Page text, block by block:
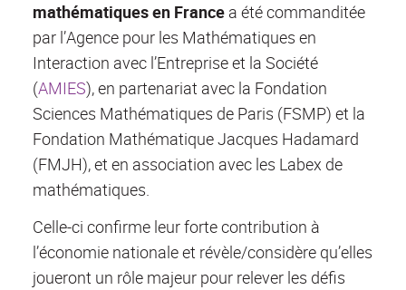
mathématiques en France a été commanditée
par l’Agence pour les Mathématiques en
Interaction avec l’Entreprise et la Société
(AMIES), en partenariat avec la Fondation
Sciences Mathématiques de Paris (FSMP) et la
Fondation Mathématique Jacques Hadamard
(FMJH), et en association avec les Labex de
mathématiques.
Celle-ci confirme leur forte contribution à
l’économie nationale et révèle/considère qu’elles
joueront un rôle majeur pour relever les défis